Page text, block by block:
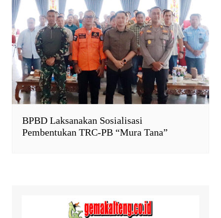
BPBD Laksanakan Sosialisasi
Pembentukan TRC-PB “Mura Tana”